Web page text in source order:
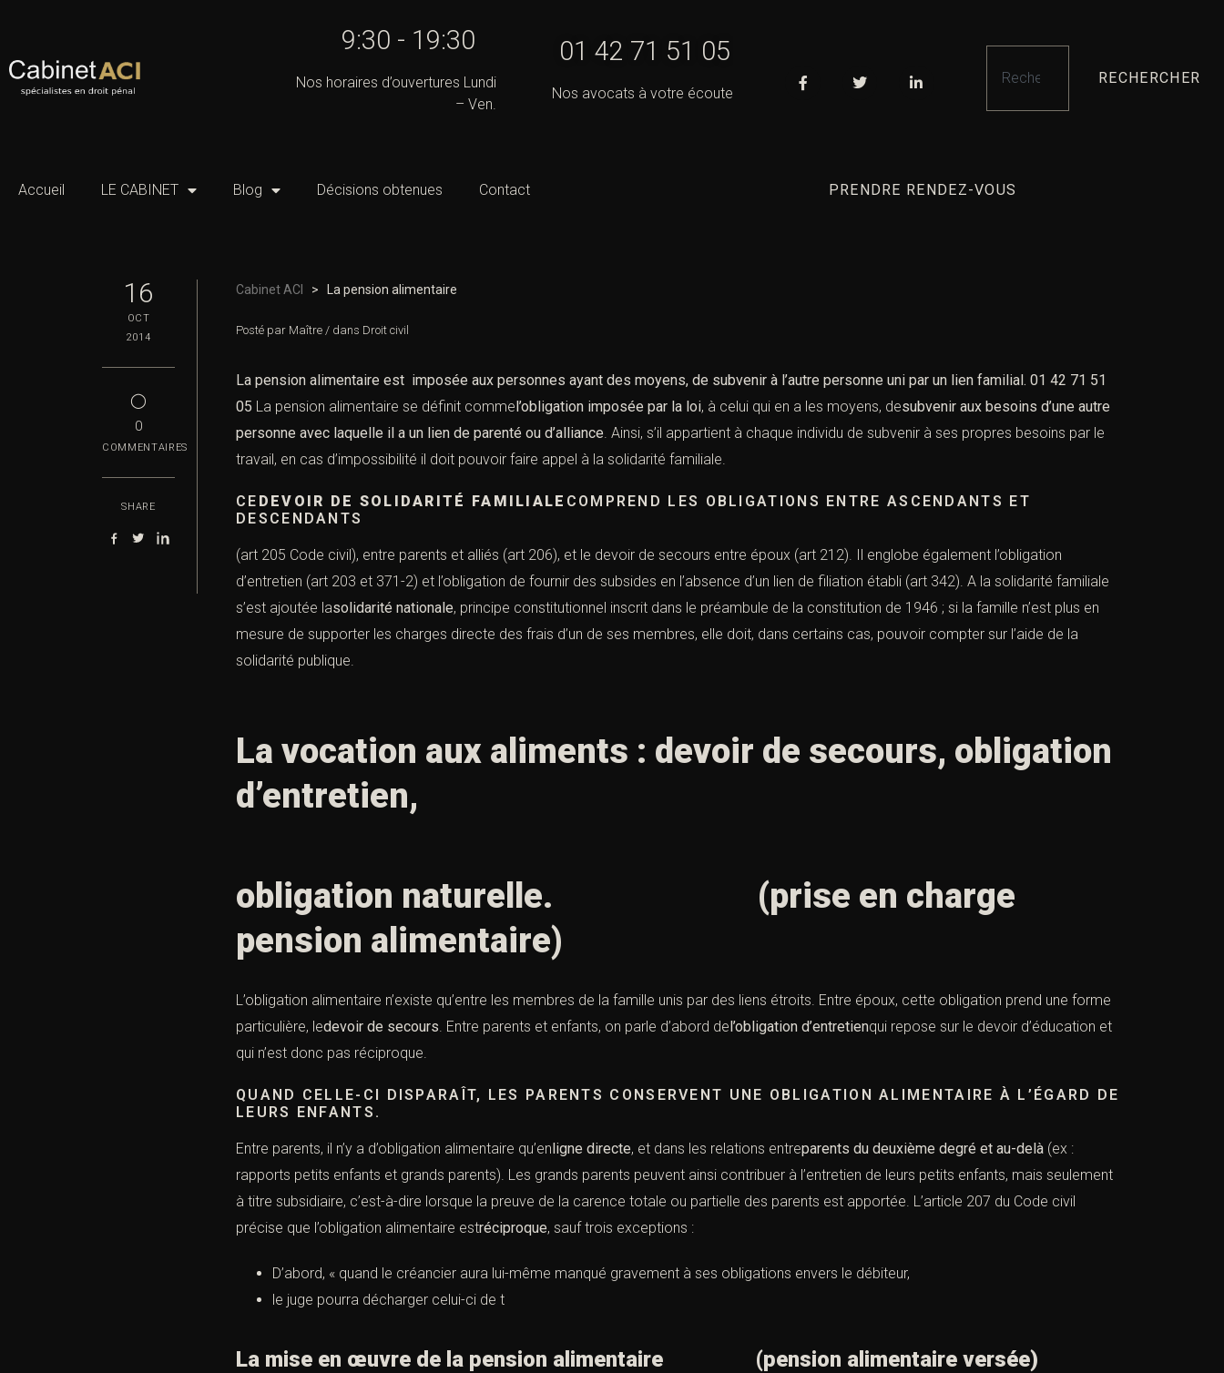
9:30 - 19:30
Nos horaires d’ouvertures Lundi
– Ven.
01 42 71 51 05
Nos avocats à votre écoute
RECHERCHER
Accueil LE CABINET Blog Décisions obtenues Contact PRENDRE RENDEZ-VOUS
16
OCT
2014
◯
0
COMMENTAIRES
SHARE
Cabinet ACI > La pension alimentaire
Posté par Maître / dans Droit civil
La pension alimentaire est imposée aux personnes ayant des moyens, de subvenir à l’autre personne uni par un lien familial. 01 42 71 51
05 La pension alimentaire se définit comme l’obligation imposée par la loi, à celui qui en a les moyens, desubvenir aux besoins d’une autre
personne avec laquelle il a un lien de parenté ou d’alliance. Ainsi, s’il appartient à chaque individu de subvenir à ses propres besoins par le
travail, en cas d’impossibilité il doit pouvoir faire appel à la solidarité familiale.
CE DEVOIR DE SOLIDARITÉ FAMILIALE COMPREND LES OBLIGATIONS ENTRE ASCENDANTS ET
DESCENDANTS
(art 205 Code civil), entre parents et alliés (art 206), et le devoir de secours entre époux (art 212). Il englobe également l’obligation
d’entretien (art 203 et 371-2) et l’obligation de fournir des subsides en l’absence d’un lien de filiation établi (art 342). A la solidarité familiale
s’est ajoutée lasolidarité nationale, principe constitutionnel inscrit dans le préambule de la constitution de 1946 ; si la famille n’est plus en
mesure de supporter les charges directe des frais d’un de ses membres, elle doit, dans certains cas, pouvoir compter sur l’aide de la
solidarité publique.
La vocation aux aliments : devoir de secours, obligation
d’entretien,
obligation naturelle. (prise en charge
pension alimentaire)
L’obligation alimentaire n’existe qu’entre les membres de la famille unis par des liens étroits. Entre époux, cette obligation prend une forme
particulière, ledevoir de secours. Entre parents et enfants, on parle d’abord de l’obligation d’entretienqui repose sur le devoir d’éducation et
qui n’est donc pas réciproque.
QUAND CELLE-CI DISPARAÎT, LES PARENTS CONSERVENT UNE OBLIGATION ALIMENTAIRE À L’ÉGARD DE
LEURS ENFANTS.
Entre parents, il n’y a d’obligation alimentaire qu’enligne directe, et dans les relations entreparents du deuxième degré et au-delà (ex :
rapports petits enfants et grands parents). Les grands parents peuvent ainsi contribuer à l’entretien de leurs petits enfants, mais seulement
à titre subsidiaire, c’est-à-dire lorsque la preuve de la carence totale ou partielle des parents est apportée. L’article 207 du Code civil
précise que l’obligation alimentaire estréciproque, sauf trois exceptions :
D’abord, « quand le créancier aura lui-même manqué gravement à ses obligations envers le débiteur,
le juge pourra décharger celui-ci de t
La mise en œuvre de la pension alimentaire (pension alimentaire versée)